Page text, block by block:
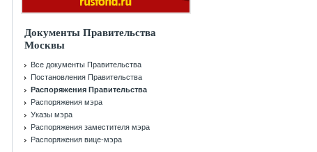
Документы Правительства
Москвы
Все документы Правительства
Постановления Правительства
Распоряжения Правительства
Распоряжения мэра
Указы мэра
Распоряжения заместителя мэра
Распоряжения вице-мэра